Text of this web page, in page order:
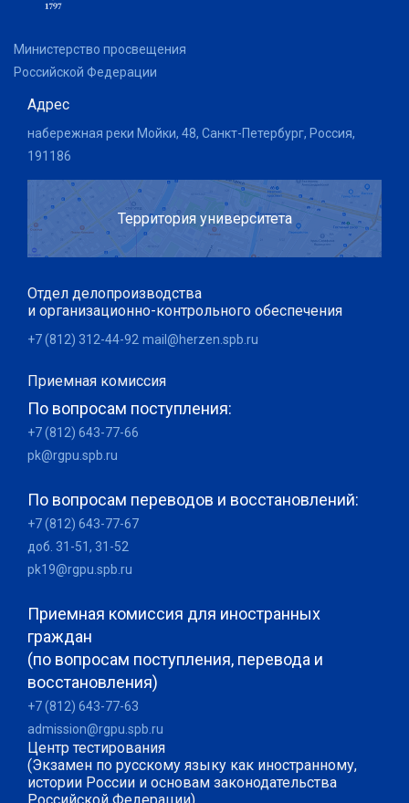
Министерство просвещения
Российской Федерации
Адрес
набережная реки Мойки, 48, Санкт-Петербург, Россия,
191186
Территория университета
Отдел делопроизводства
и организационно-контрольного обеспечения
+7 (812) 312-44-92 mail@herzen.spb.ru
Приемная комиссия
По вопросам поступления:
+7 (812) 643-77-66
pk@rgpu.spb.ru
По вопросам переводов и восстановлений:
+7 (812) 643-77-67
доб. 31-51, 31-52
pk19@rgpu.spb.ru
Приемная комиссия для иностранных
граждан
(по вопросам поступления, перевода и
восстановления)
+7 (812) 643-77-63
admission@rgpu.spb.ru
Центр тестирования
(Экзамен по русскому языку как иностранному,
истории России и основам законодательства